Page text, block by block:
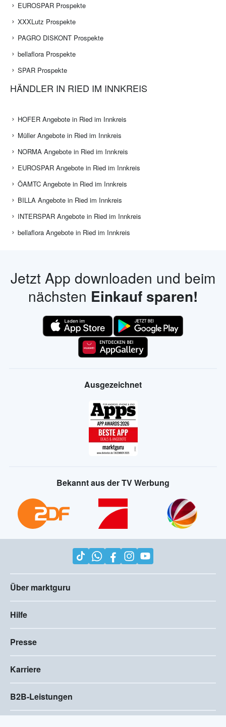
EUROSPAR Prospekte
XXXLutz Prospekte
PAGRO DISKONT Prospekte
bellaflora Prospekte
SPAR Prospekte
HÄNDLER IN RIED IM INNKREIS
HOFER Angebote in Ried im Innkreis
Müller Angebote in Ried im Innkreis
NORMA Angebote in Ried im Innkreis
EUROSPAR Angebote in Ried im Innkreis
ÖAMTC Angebote in Ried im Innkreis
BILLA Angebote in Ried im Innkreis
INTERSPAR Angebote in Ried im Innkreis
bellaflora Angebote in Ried im Innkreis
Jetzt App downloaden und beim
nächsten Einkauf sparen!
Ausgezeichnet
Bekannt aus der TV Werbung
Über marktguru
Hilfe
Presse
Karriere
B2B-Leistungen